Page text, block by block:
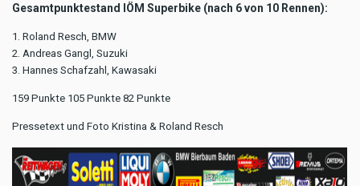
Gesamtpunktestand IÖM Superbike (nach 6 von 10 Rennen):
1. Roland Resch, BMW
2. Andreas Gangl, Suzuki
3. Hannes Schafzahl, Kawasaki
159 Punkte 105 Punkte 82 Punkte
Pressetext und Foto Kristina & Roland Resch